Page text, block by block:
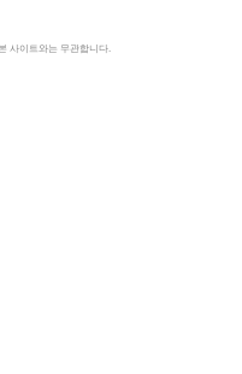
사이트와는 무관합니다.